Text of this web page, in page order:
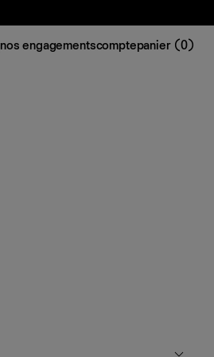
nos engagementscomptepanier (0)